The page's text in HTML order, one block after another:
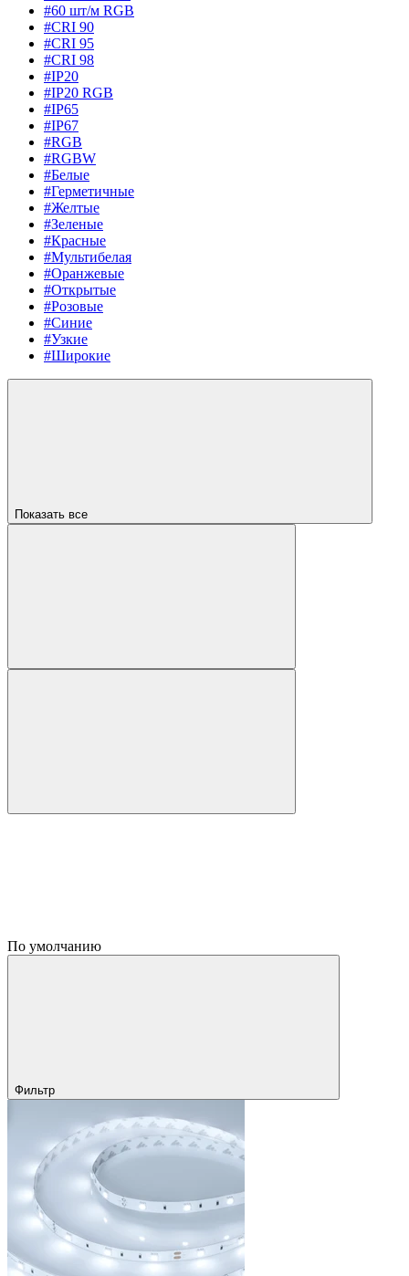
#60 шт/м RGB
#CRI 90
#CRI 95
#CRI 98
#IP20
#IP20 RGB
#IP65
#IP67
#RGB
#RGBW
#Белые
#Герметичные
#Желтые
#Зеленые
#Красные
#Мультибелая
#Оранжевые
#Открытые
#Розовые
#Синие
#Узкие
#Широкие
Показать все
По умолчанию
Фильтр